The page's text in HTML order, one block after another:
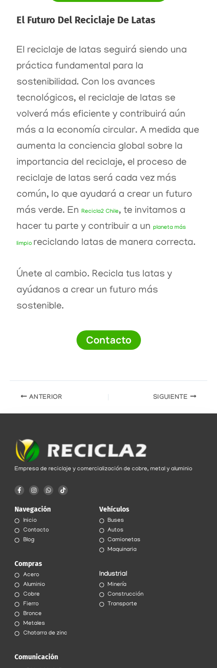
El Futuro Del Reciclaje De Latas
El reciclaje de latas seguirá siendo una
práctica fundamental para la
sostenibilidad. Con los avances
tecnológicos, el reciclaje de latas se
volverá más eficiente y contribuirá aún
más a la economía circular. A medida que
aumenta la conciencia global sobre la
importancia del reciclaje, el proceso de
reciclaje de latas será cada vez más
común, lo que ayudará a crear un futuro
más verde. En Recicla2 Chile, te invitamos a
hacer tu parte y contribuir a un planeta más
limpio reciclando latas de manera correcta.
Únete al cambio. Recicla tus latas y
ayúdanos a crear un futuro más
sostenible.
Contacto
ANTERIOR SIGUIENTE
Empresa de reciclaje y comercialización de cobre, metal y aluminio
F
a
b
o
k
-
f
I
n
a
r
a
W
h
s
p
T
i
Navegación
Inicio
Contacto
Blog
Compras
Acero
Aluminio
Cobre
Fierro
Bronce
Metales
Chatarra de zinc
Vehículos
Buses
Autos
Camionetas
Maquinaria
Industrial
Minería
Construcción
Transporte
Comunicación